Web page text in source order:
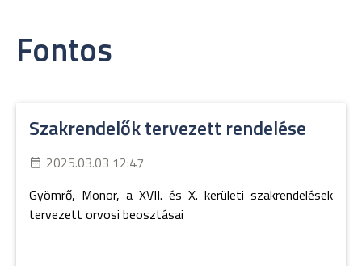
Fontos
Szakrendelők tervezett rendelése
2025.03.03 12:47
Gyömrő, Monor, a XVII. és X. kerületi szakrendelések
tervezett orvosi beosztásai